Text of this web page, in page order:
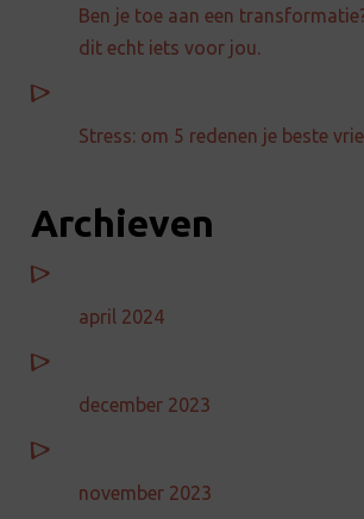
Ben je toe aan een
dit echt iets voor jou.
Stress: om 5 redenen je beste
Archieven
april 2024
december 2023
november 2023